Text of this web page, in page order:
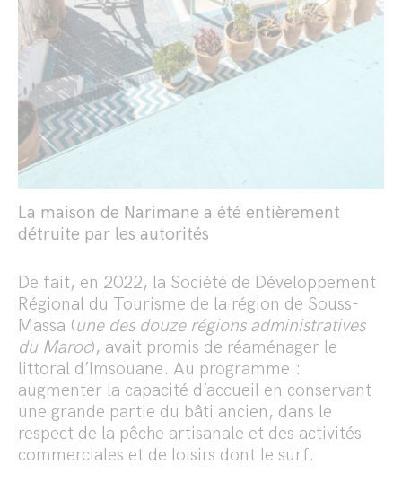
La maison de Narimane a été entièrement
détruite par les autorités
De fait, en 2022, la Société de Développement
Régional du Tourisme de la région de Souss-
Massa (une des douze régions administratives
du Maroc), avait promis de réaménager le
littoral d’Imsouane. Au programme :
augmenter la capacité d’accueil en conservant
une grande partie du bâti ancien, dans le
respect de la pêche artisanale et des activités
commerciales et de loisirs dont le surf.